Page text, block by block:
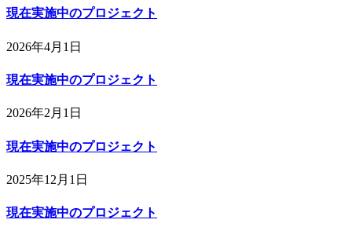
現在実施中のプロジェクト
2026年4月1日
現在実施中のプロジェクト
2026年2月1日
現在実施中のプロジェクト
2025年12月1日
現在実施中のプロジェクト